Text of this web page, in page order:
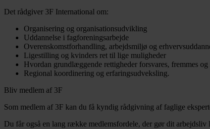
Det rådgiver 3F International om:
Organisering og organisationsudvikling
Uddannelse i fagforeningsarbejde
Overenskomstforhandling, arbejdsmiljø og
Ligestilling og kvinders ret til lige muligheder
Hvordan grundlæggende rettigheder forsvares, fremmes
Regional koordinering og erfaringsudveksling.
Bliv medlem af 3F
Som medlem af 3F kan du få kyndig rådgivning af faglige
Du får også en lang række medlemsfordele, der gør dit arbejdsliv